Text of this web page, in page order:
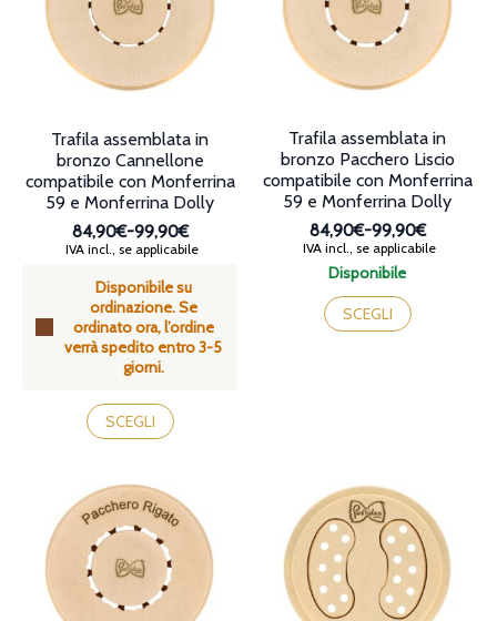
essere
scelte
nella
del
essere
scelte
nella
del
Disponibile su
ordinazione. Se
ordinato ora, l’ordine
verrà spedito entro 3-5
giorni.
Trafila assemblata in
bronzo Cannellone
compatibile con Monferrina
59 e Monferrina Dolly
84,90€-99,90€
Fascia
prezzo:
da
84,90€
a
99,90€
IVA incl., se applicabile
SCEGLI
Questo
prodotto
ha
varianti.
Le
opzioni
possono
essere
scelte
nella
Disponibile
Trafila assemblata in
bronzo Pacchero Liscio
compatibile con Monferrina
59 e Monferrina Dolly
84,90€-99,90€
Fascia
di
da
84,90€
IVA incl., se applicabile
SCEGLI
Questo
prodotto
ha
scelte
nella
pagina
del
prodotto